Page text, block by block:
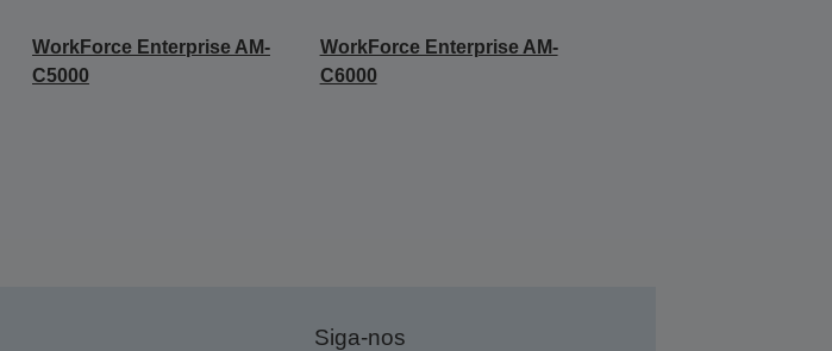
WorkForce Enterprise​ AM-
C5000​
WorkForce Enterprise​ AM-
C6000​
Siga-nos